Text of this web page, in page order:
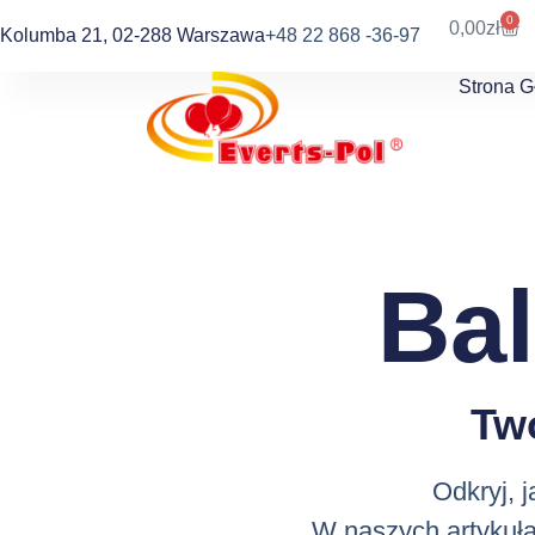
Kolumba 21, 02-288 Warszawa+48 22 868 -36-97 0,00zł 0
Strona
Odkryj,